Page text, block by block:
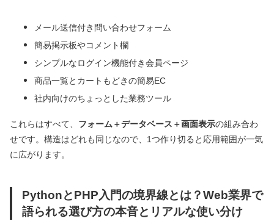
メール送信付き問い合わせフォーム
簡易掲示板やコメント欄
シンプルなログイン機能付き会員ページ
商品一覧とカートもどきの簡易EC
社内向けのちょっとした業務ツール
これらはすべて、 フォーム＋データベース＋画面表示の組み合わ
せです。構造はどれも同じなので、1つ作り切ると応用範囲が一気
に広がります。
PythonとPHP入門の境界線とは？Web業界で
語られる選び方の本音とリアルな使い分け